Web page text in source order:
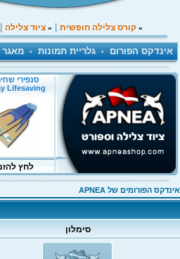
» קורס צלילה חופשית » ציוד צלילה
אינדקס הפורום • גלריית תמונות • מאגר
אינדקס הפורומים של APNEA
סימלון